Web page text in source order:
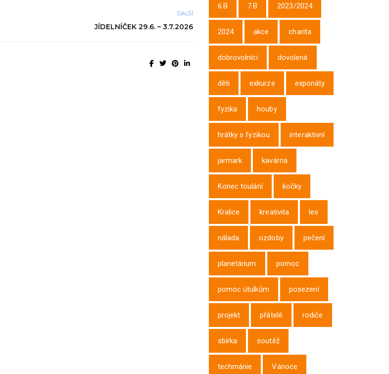
DALŠÍ
JÍDELNÍČEK 29.6. – 3.7.2026
6.B 7.B 2023/2024
2024 akce charita
dobrovolníci dovolená
děti exkurze exponáty
fyzika houby
hrátky s fyzikou interaktivní
jarmark kavárna
Konec toulání kočky
Kralice kreativita les
nálada ozdoby pečení
planetárium pomoc
pomoc útulkům posezení
projekt přátelé rodiče
sbírka soutěž
techmánie Vánoce